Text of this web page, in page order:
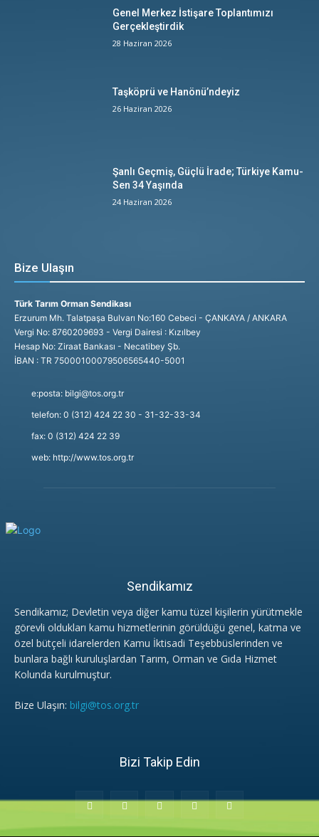
Genel Merkez İstişare Toplantımızı
Gerçekleştirdik
28 Haziran 2026
Taşköprü ve Hanönü’ndeyiz
26 Haziran 2026
Şanlı Geçmiş, Güçlü İrade; Türkiye Kamu-
Sen 34 Yaşında
24 Haziran 2026
Bize Ulaşın
Türk Tarım Orman Sendikası
Erzurum Mh. Talatpaşa Bulvarı No:160 Cebeci - ÇANKAYA / ANKARA
Vergi No: 8760209693 - Vergi Dairesi : Kızılbey
Hesap No: Ziraat Bankası - Necatibey Şb.
İBAN : TR 75000100079506565440-5001
e:posta: bilgi@tos.org.tr
telefon: 0 (312) 424 22 30 - 31-32-33-34
fax: 0 (312) 424 22 39
web: http://www.tos.org.tr
Sendikamız
Sendikamız; Devletin veya diğer kamu tüzel kişilerin yürütmekle
görevli oldukları kamu hizmetlerinin görüldüğü genel, katma ve
özel bütçeli idarelerden Kamu İktisadi Teşebbüslerinden ve
bunlara bağlı kuruluşlardan Tarım, Orman ve Gıda Hizmet
Kolunda kurulmuştur.
Bize Ulaşın: bilgi@tos.org.tr
Bizi Takip Edin